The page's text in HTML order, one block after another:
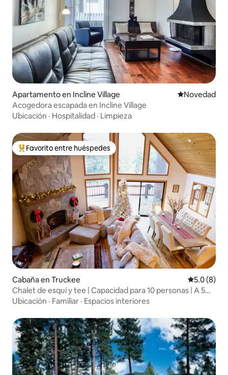
Apartamento en Incline Village Lugar para
Novedad
Acogedora escapada en Incline Village
Ubicación · Hospitalidad · Limpieza
Favorito entre huéspedes preferido
Favorito entre huéspedes
Cabaña en Truckee
5.0 (8)
Chalet de esquí y tee | Capacidad para 10 personas | A 5
minutos de Northstar
Ubicación · Familiar · Espacios interiores